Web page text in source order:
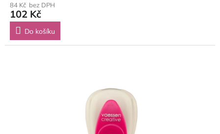
84 Kč bez DPH
102 Kč
Do košíku